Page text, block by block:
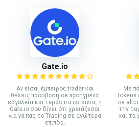
Gate.io
Αν είσαι έμπειρος trader και
θέλεις πρόσβαση σε προηγμένα
εργαλεία και τεράστια ποικιλία, η
Gate.io σου δίνει ότι χρειάζεσαι
για να πας το Trading σε ανώτερα
επίπδα.
Με
tokens
σε
την
και τα